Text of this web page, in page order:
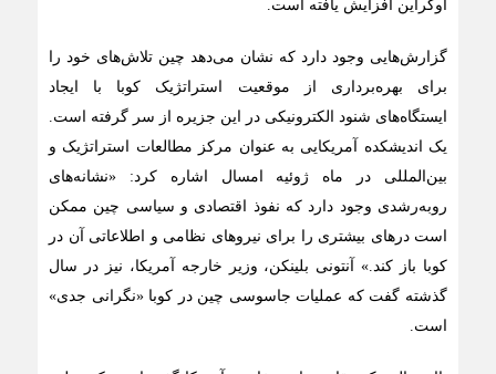
اوکراین افزایش یافته است.
گزارش‌هایی وجود دارد که نشان می‌دهد چین تلاش‌های خود را
برای بهره‌برداری از موقعیت استراتژیک کوبا با ایجاد
ایستگاه‌های شنود الکترونیکی در این جزیره از سر گرفته است.
یک اندیشکده آمریکایی به عنوان مرکز مطالعات استراتژیک و
بین‌المللی در ماه ژوئیه امسال اشاره کرد: «نشانه‌های
رو‌به‌رشدی وجود دارد که نفوذ اقتصادی و سیاسی چین ممکن
است درهای بیشتری را برای نیروهای نظامی و اطلاعاتی آن در
کوبا باز کند.» آنتونی بلینکن، وزیر خارجه آمریکا، نیز در سال
گذشته گفت که عملیات جاسوسی چین در کوبا «نگرانی جدی»
است.